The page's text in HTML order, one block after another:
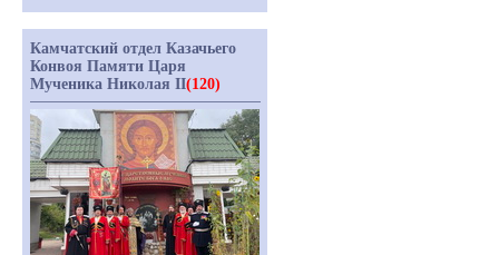
Камчатский отдел Казачьего
Конвоя Памяти Царя
Мученика Николая II(120)